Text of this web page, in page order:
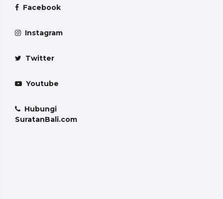
Facebook
Instagram
Twitter
Youtube
Hubungi
SuratanBali.com